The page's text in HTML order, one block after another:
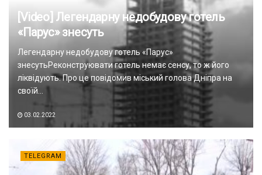
[Video] Легендарну недобудову готель
«Парус» знесуть
Легендарну недобудову готель «Парус»
знесутьРеконструювати готель немає сенсу, то ж його
ліквідують. Про це повідомив міський голова Дніпра на
своїй...
03.02.2022
TELEGRAM